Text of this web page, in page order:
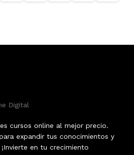
Digital
cursos online al mejor precio.
expandir tus conocimientos y
en tu crecimiento